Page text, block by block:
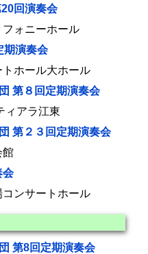
回演奏会
ォニーホール
期演奏会
ホール大ホール
第８回定期演奏会
アラ江東
第２３回定期演奏会
会
ンサートホール
第8回定期演奏会